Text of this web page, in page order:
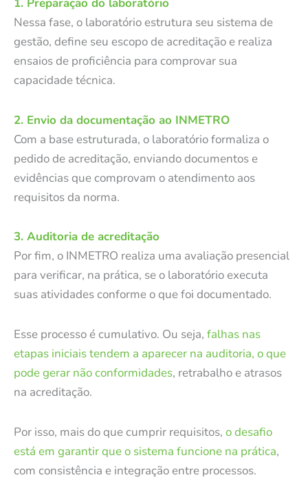
Nessa fase, o laboratório estrutura seu sistema de
gestão, define seu escopo de acreditação e realiza
ensaios de proficiência para comprovar sua
capacidade técnica.
2. Envio da documentação ao INMETRO
Com a base estruturada, o laboratório formaliza o
pedido de acreditação, enviando documentos e
evidências que comprovam o atendimento aos
requisitos da norma.
3. Auditoria de acreditação
Por fim, o INMETRO realiza uma avaliação presencial
para verificar, na prática, se o laboratório executa
suas atividades conforme o que foi documentado.
Esse processo é cumulativo. Ou seja, falhas nas
etapas iniciais tendem a aparecer na auditoria, o que
pode gerar não conformidades, retrabalho e atrasos
na acreditação.
Por isso, mais do que cumprir requisitos, o desafio
está em garantir que o sistema funcione na prática,
com consistência e integração entre processos.